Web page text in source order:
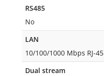
RS485
No
LAN
10/100/1000 Mbps RJ-45
Dual stream